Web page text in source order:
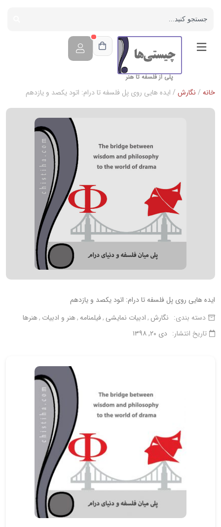
پلی از فلسفه تا هنر
خانه / نگارش / ایده هایی روی پل فلسفه تا درام: اتود یکصد و یازدهم
ایده هایی روی پل فلسفه تا درام: اتود یکصد و یازدهم
دسته بندی: نگارش ادبیات نمایشی فیلمنامه هنر و ادبیات هنرها
تاریخ انتشار: دی ۲۰, ۱۳۹۸